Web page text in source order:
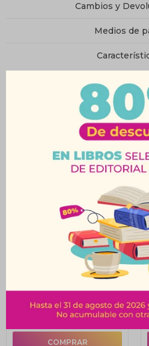
Cambios y
Medios de
Productos que te
$ 326